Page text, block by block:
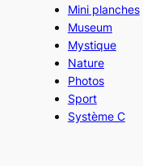
Mini planches
Museum
Mystique
Nature
Photos
Sport
Système C